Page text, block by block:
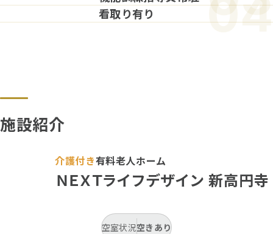
04
看取り有り
施設紹介
介護付き有料老人ホーム
ＮＥＸＴライフデザイン 新高円寺
空室状況空きあり